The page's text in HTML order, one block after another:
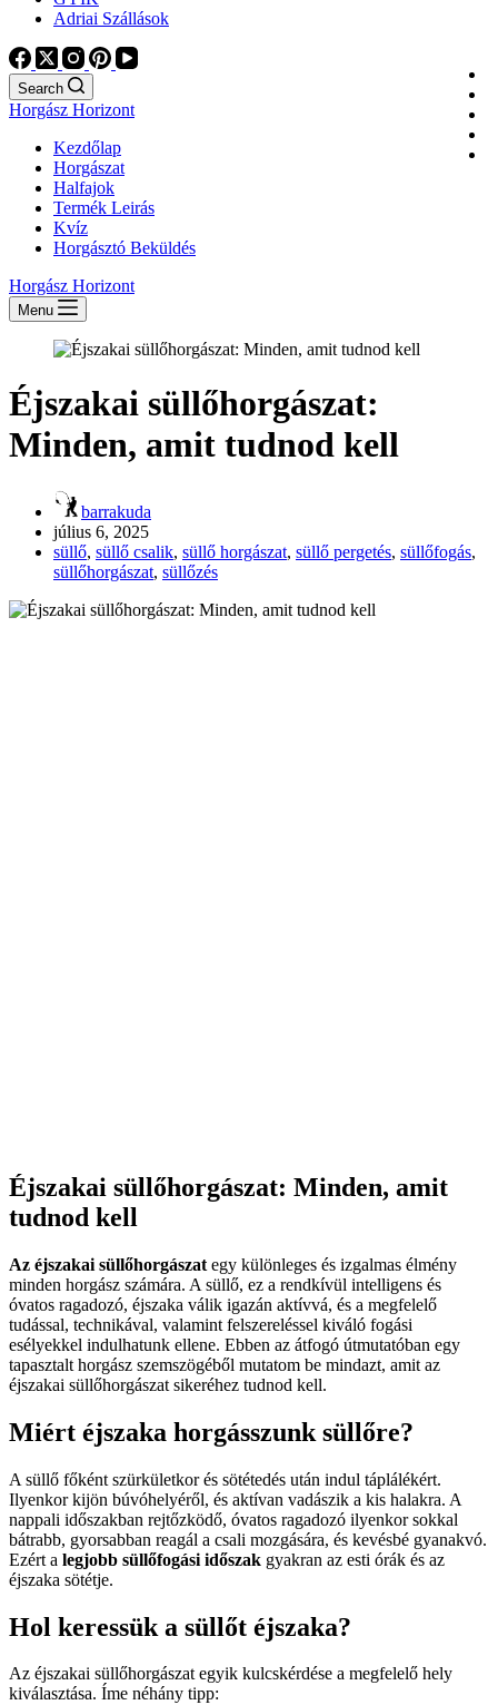
Adriai Szállások
Search
Horgász Horizont
Kezdőlap
Horgászat
Halfajok
Termék Leirás
Kvíz
Horgásztó Beküldés
Horgász Horizont
Menu
Éjszakai süllőhorgászat:
Minden, amit tudnod kell
barrakuda
július 6, 2025
süllő, süllő csalik, süllő horgászat, süllő pergetés, süllőfogás,
süllőhorgászat, süllőzés
Éjszakai süllőhorgászat: Minden, amit
tudnod kell
Az éjszakai süllőhorgászat egy különleges és izgalmas élmény
minden horgász számára. A süllő, ez a rendkívül intelligens és
óvatos ragadozó, éjszaka válik igazán aktívvá, és a megfelelő
tudással, technikával, valamint felszereléssel kiváló fogási
esélyekkel indulhatunk ellene. Ebben az átfogó útmutatóban egy
tapasztalt horgász szemszögéből mutatom be mindazt, amit az
éjszakai süllőhorgászat sikeréhez tudnod kell.
Miért éjszaka horgásszunk süllőre?
A süllő főként szürkületkor és sötétedés után indul táplálékért.
Ilyenkor kijön búvóhelyéről, és aktívan vadászik a kis halakra. A
nappali időszakban rejtőzködő, óvatos ragadozó ilyenkor sokkal
bátrabb, gyorsabban reagál a csali mozgására, és kevésbé gyanakvó.
Ezért a legjobb süllőfogási időszak gyakran az esti órák és az
éjszaka sötétje.
Hol keressük a süllőt éjszaka?
Az éjszakai süllőhorgászat egyik kulcskérdése a megfelelő hely
kiválasztása. Íme néhány tipp: